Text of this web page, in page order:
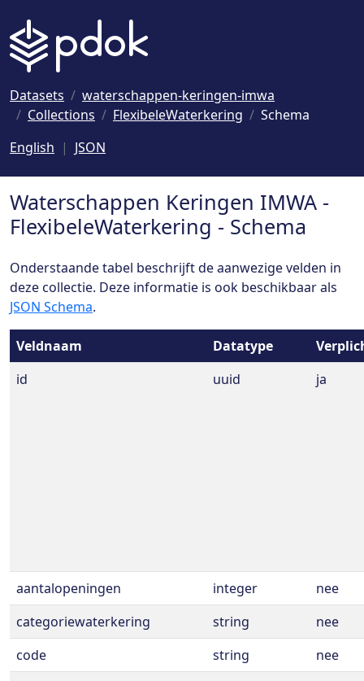
Datasets
waterschappen-keringen-imwa
Collections
FlexibeleWaterkering
Schema
English
JSON
Waterschappen Keringen IMWA -
FlexibeleWaterkering - Schema
Onderstaande tabel beschrijft de aanwezige velden in
deze collectie. Deze informatie is ook beschikbaar als
JSON Schema.
Veldnaam Datatype
id
uuid ja
aantalopeningen integer
nee
categoriewaterkering
string
nee
code
string
nee